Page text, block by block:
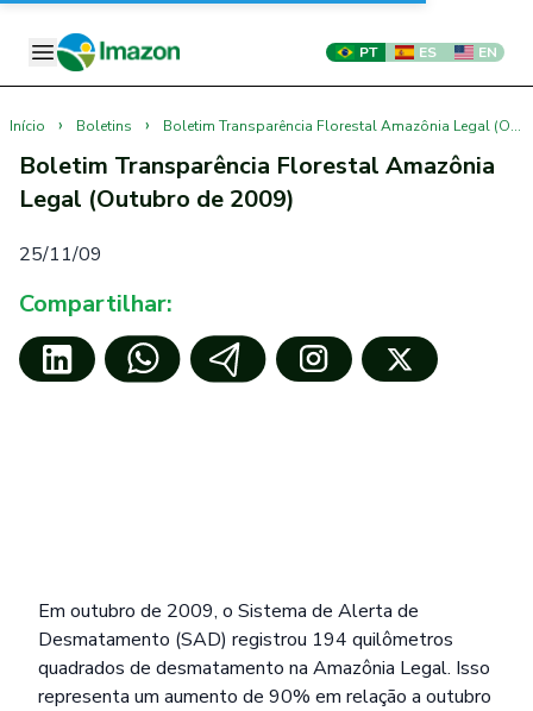
PT ES EN
Início › Boletins › Boletim Transparência Florestal Amazônia Legal (Outubro de 2009)
Boletim Transparência Florestal Amazônia
Legal (Outubro de 2009)
25/11/09
Compartilhar:
Em outubro de 2009, o Sistema de Alerta de
Desmatamento (SAD) registrou 194 quilômetros
quadrados de desmatamento na Amazônia Legal. Isso
representa um aumento de 90% em relação a outubro